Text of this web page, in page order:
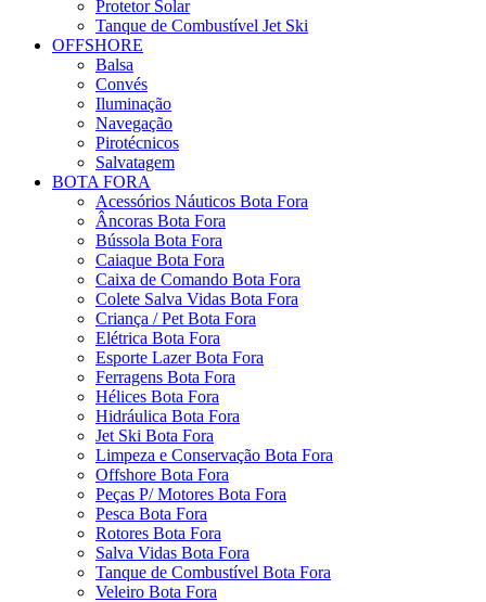
Protetor Solar
Tanque de Combustível Jet Ski
OFFSHORE
Balsa
Convés
Iluminação
Navegação
Pirotécnicos
Salvatagem
BOTA FORA
Acessórios Náuticos Bota Fora
Âncoras Bota Fora
Bússola Bota Fora
Caiaque Bota Fora
Caixa de Comando Bota Fora
Colete Salva Vidas Bota Fora
Criança / Pet Bota Fora
Elétrica Bota Fora
Esporte Lazer Bota Fora
Ferragens Bota Fora
Hélices Bota Fora
Hidráulica Bota Fora
Jet Ski Bota Fora
Limpeza e Conservação Bota Fora
Offshore Bota Fora
Peças P/ Motores Bota Fora
Pesca Bota Fora
Rotores Bota Fora
Salva Vidas Bota Fora
Tanque de Combustível Bota Fora
Veleiro Bota Fora